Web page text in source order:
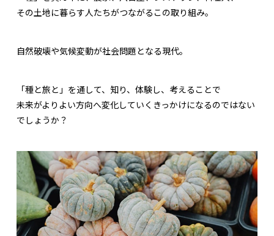
その土地に暮らす人たちがつながるこの取り組み。
自然破壊や気候変動が社会問題となる現代。
「種と旅と」を通して、知り、体験し、考えることで
未来がよりよい方向へ変化していくきっかけになるのではない
でしょうか？